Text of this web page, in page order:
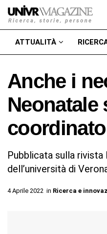
ATTUALITÀ
Anche i
Pubblicata sulla
dell’università di
4 Aprile 2022 in Ricerca e